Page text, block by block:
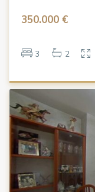
350.000 €
3 2